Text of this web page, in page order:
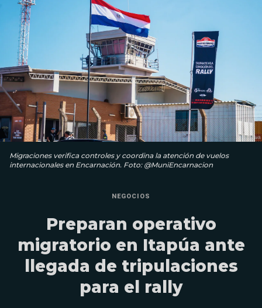
Migraciones verifica controles y coordina la atención de vuelos
internacionales en Encarnación. Foto: @MuniEncarnacion
NEGOCIOS
Preparan operativo
migratorio en Itapúa ante
llegada de tripulaciones
para el rally